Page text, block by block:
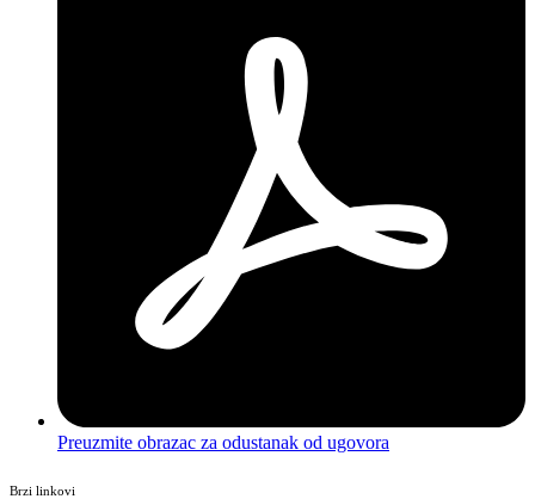
Preuzmite obrazac za odustanak od ugovora
Brzi linkovi